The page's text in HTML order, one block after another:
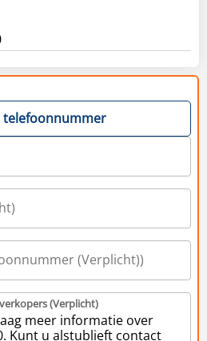
telefoonnummer
(Verplicht)